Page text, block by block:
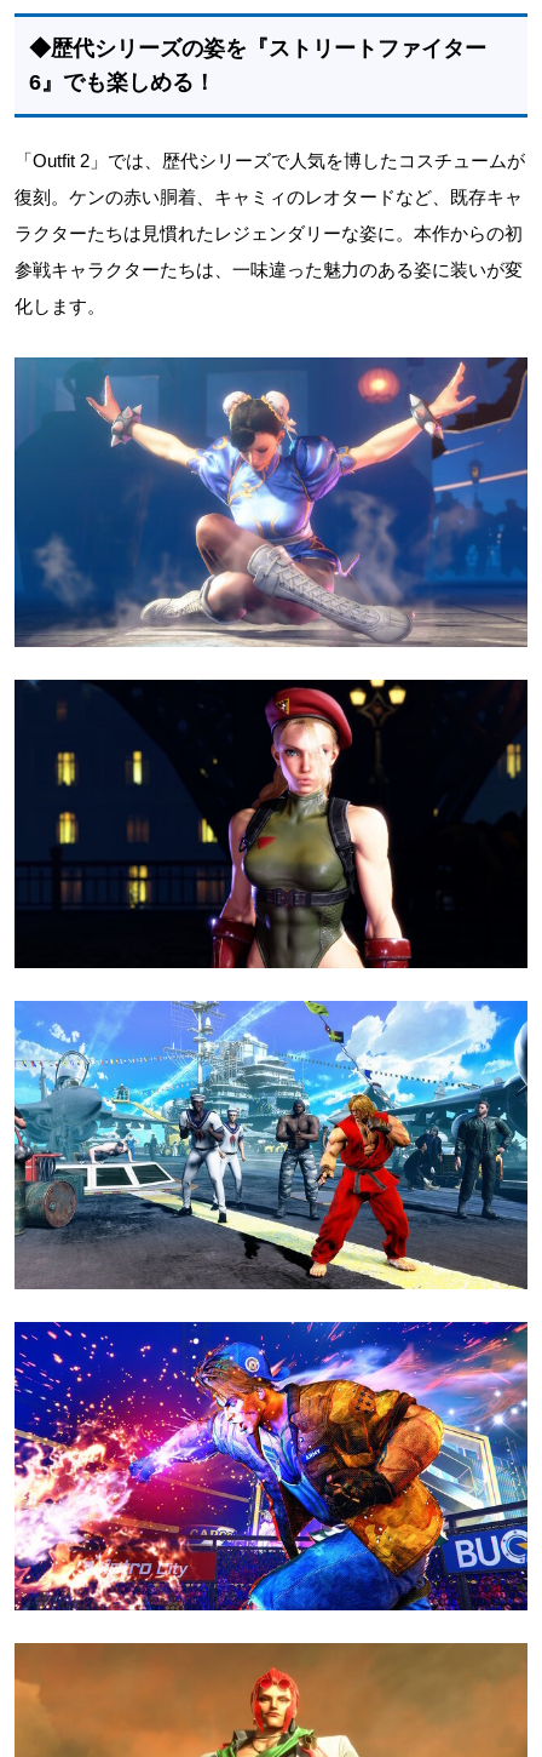
◆歴代シリーズの姿を『ストリートファイター
6』でも楽しめる！
「Outfit 2」では、歴代シリーズで人気を博したコスチュームが
復刻。ケンの赤い胴着、キャミィのレオタードなど、既存キャ
ラクターたちは見慣れたレジェンダリーな姿に。本作からの初
参戦キャラクターたちは、一味違った魅力のある姿に装いが変
化します。